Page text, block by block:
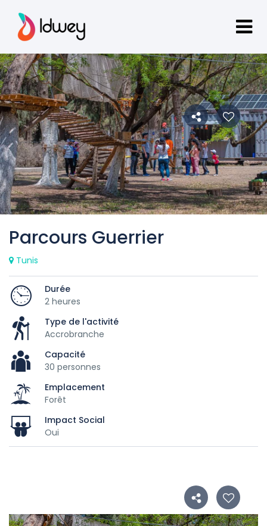
Parcours Guerrier
Tunis
Durée
2 heures
Type de l'activité
Accrobranche
Capacité
30 personnes
Emplacement
Forêt
Impact Social
Oui